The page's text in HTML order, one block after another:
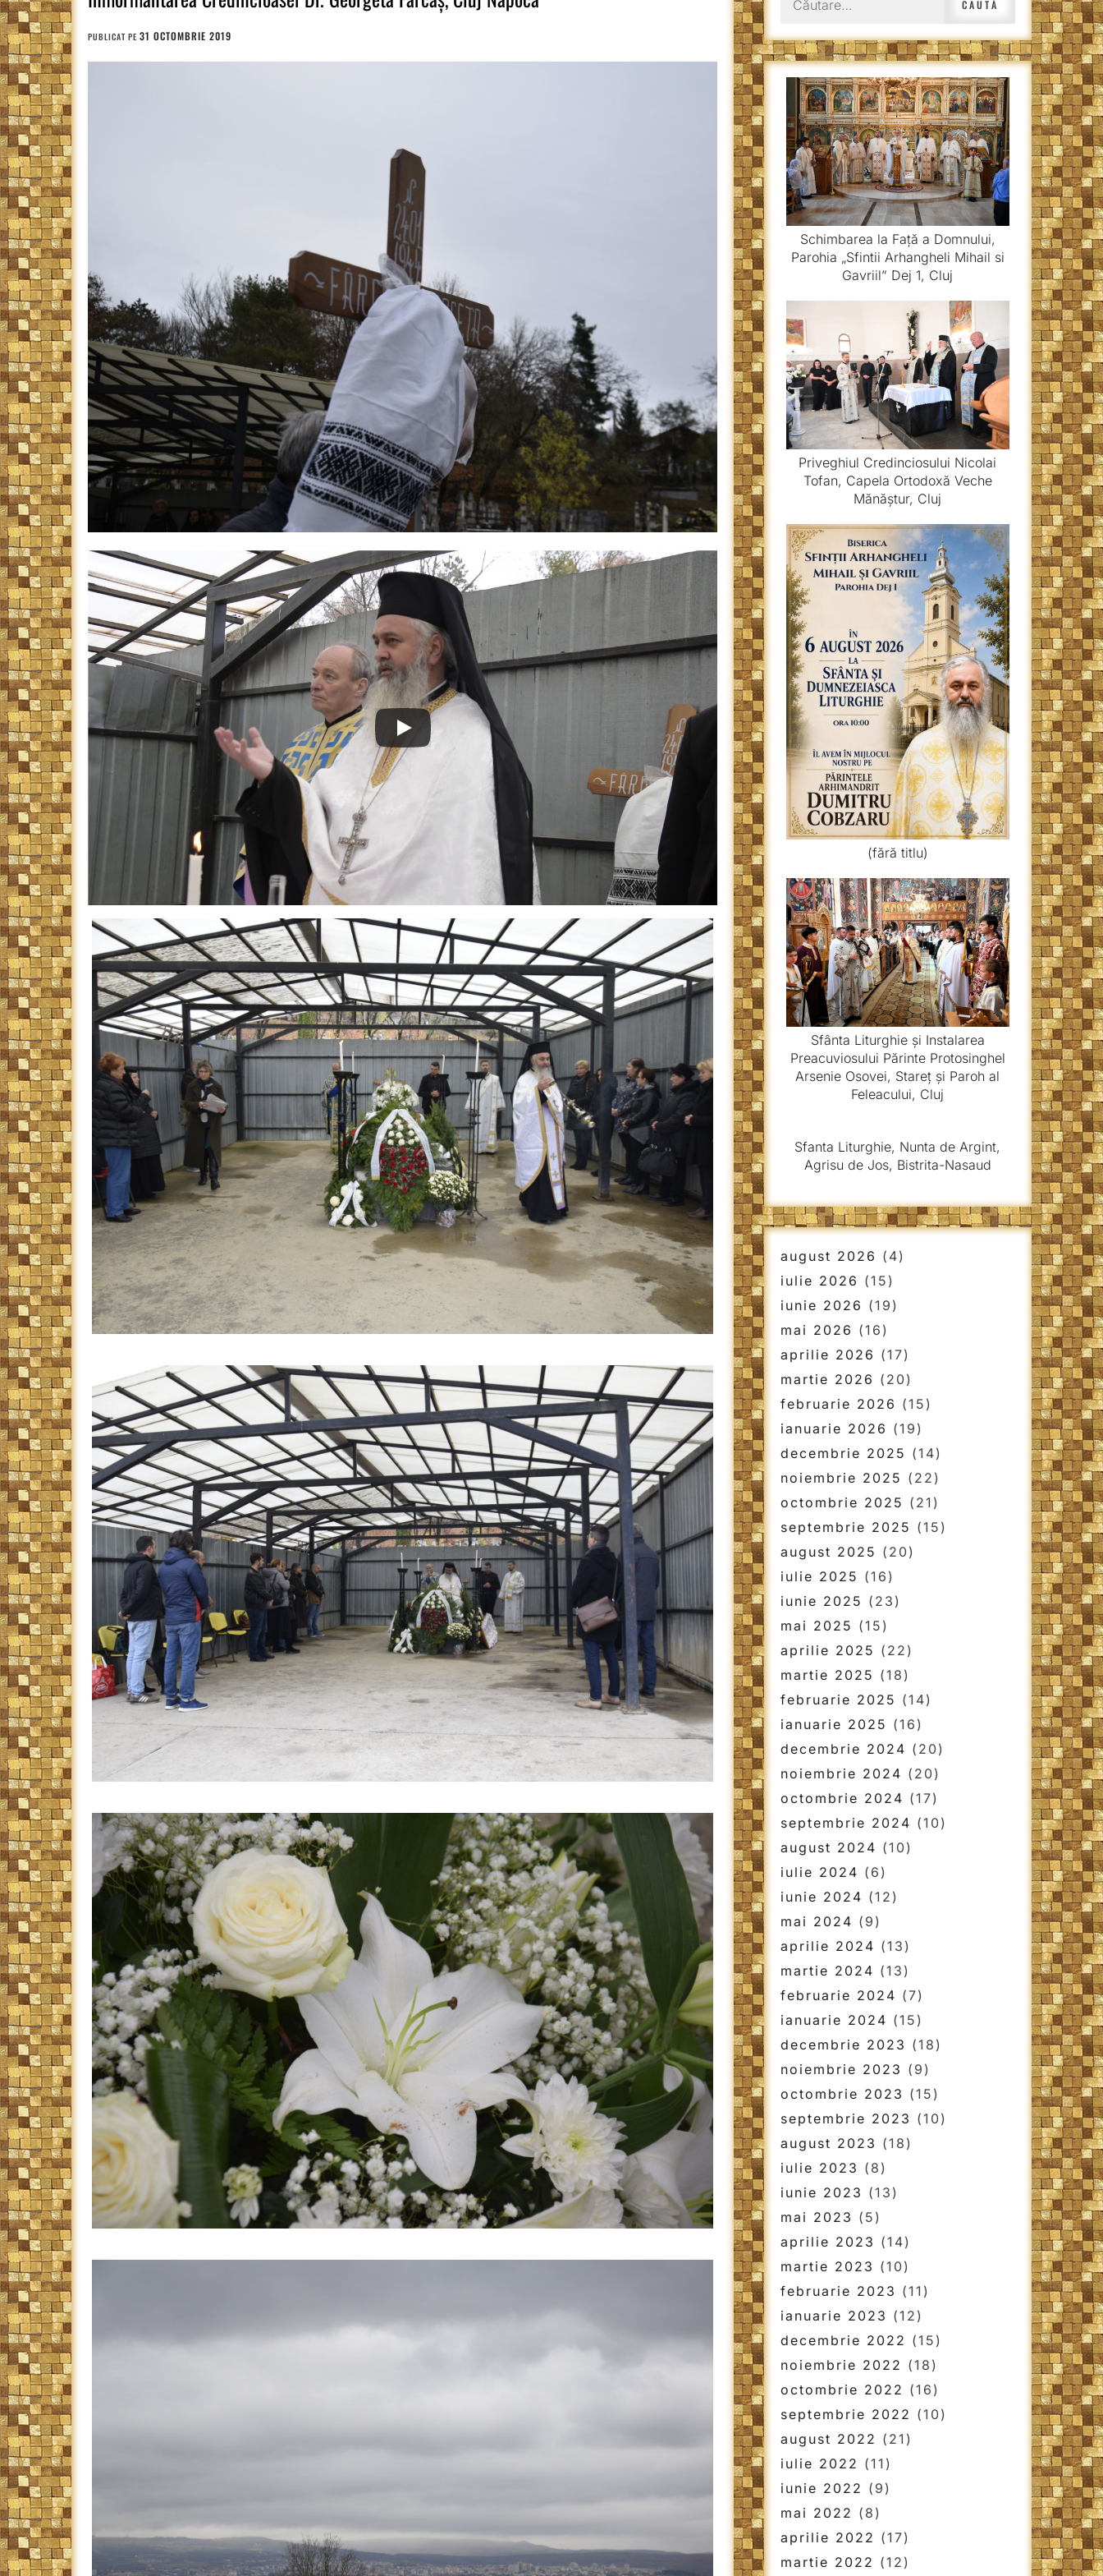
PUBLICAT PE 31 OCTOMBRIE 2019
după:
Schimbarea la Față a Domnului,
Parohia „Sfintii Arhangheli Mihail si
Gavriil” Dej 1, Cluj
Priveghiul Credinciosului Nicolai
Tofan, Capela Ortodoxă Veche
Mănăștur, Cluj
(fără titlu)
Sfânta Liturghie și Instalarea
Preacuviosului Părinte Protosinghel
Arsenie Osovei, Stareț și Paroh al
Feleacului, Cluj
Sfanta Liturghie, Nunta de Argint,
Agrisu de Jos, Bistrita-Nasaud
august 2026 (4)
iulie 2026 (15)
iunie 2026 (19)
mai 2026 (16)
aprilie 2026 (17)
martie 2026 (20)
februarie 2026 (15)
ianuarie 2026 (19)
decembrie 2025 (14)
noiembrie 2025 (22)
octombrie 2025 (21)
septembrie 2025 (15)
august 2025 (20)
iulie 2025 (16)
iunie 2025 (23)
mai 2025 (15)
aprilie 2025 (22)
martie 2025 (18)
februarie 2025 (14)
ianuarie 2025 (16)
decembrie 2024 (20)
noiembrie 2024 (20)
octombrie 2024 (17)
septembrie 2024 (10)
august 2024 (10)
iulie 2024 (6)
iunie 2024 (12)
mai 2024 (9)
aprilie 2024 (13)
martie 2024 (13)
februarie 2024 (7)
ianuarie 2024 (15)
decembrie 2023 (18)
noiembrie 2023 (9)
octombrie 2023 (15)
septembrie 2023 (10)
august 2023 (18)
iulie 2023 (8)
iunie 2023 (13)
mai 2023 (5)
aprilie 2023 (14)
martie 2023 (10)
februarie 2023 (11)
ianuarie 2023 (12)
decembrie 2022 (15)
noiembrie 2022 (18)
octombrie 2022 (16)
septembrie 2022 (10)
august 2022 (21)
iulie 2022 (11)
iunie 2022 (9)
mai 2022 (8)
aprilie 2022 (17)
martie 2022 (12)